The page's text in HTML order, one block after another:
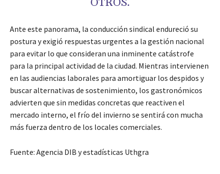
OTROS.
Ante este panorama, la conducción sindical endureció su
postura y exigió respuestas urgentes a la gestión nacional
para evitar lo que consideran una inminente catástrofe
para la principal actividad de la ciudad. Mientras intervienen
en las audiencias laborales para amortiguar los despidos y
buscar alternativas de sostenimiento, los gastronómicos
advierten que sin medidas concretas que reactiven el
mercado interno, el frío del invierno se sentirá con mucha
más fuerza dentro de los locales comerciales.
Fuente: Agencia DIB y estadísticas Uthgra